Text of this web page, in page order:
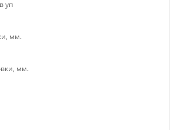
уп
мм.
мм.